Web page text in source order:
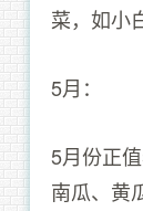
菜，如小
5月：
5月份正
南瓜、黄